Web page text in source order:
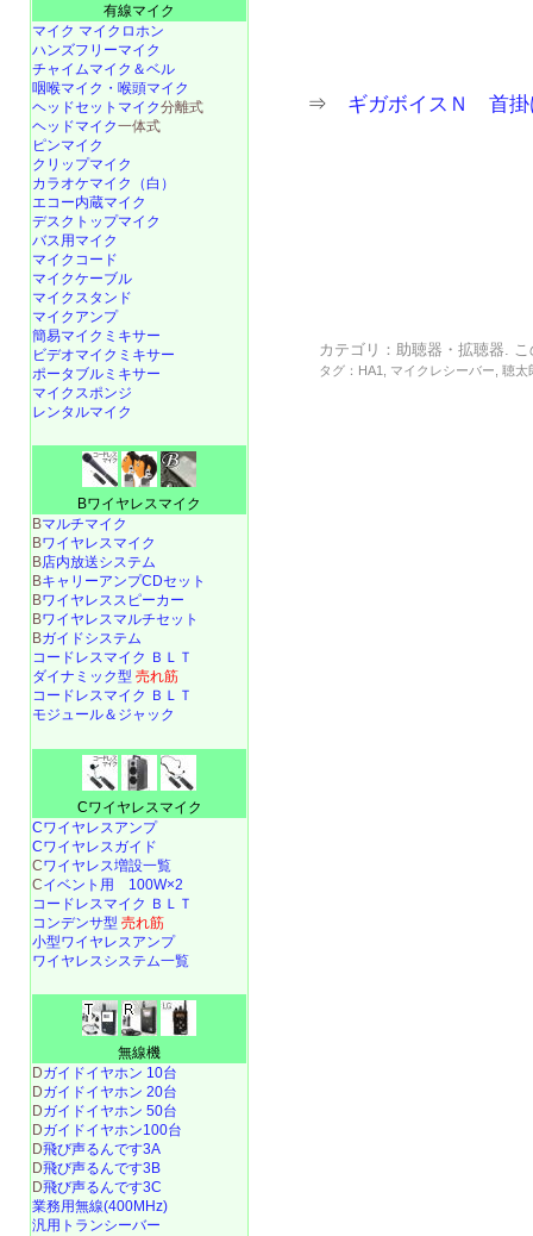
⇒ ギガボイスＮ 首
カテゴリ：助聴器・拡聴器. こ
タグ： HA1 マイクレシーバー ,聴太
有線マイク
マイク マイクロホン
ハンズフリーマイク
チャイムマイク＆ベル
咽喉マイク・喉頭マイク
ヘッドセットマイク分離式
ヘッドマイク一体式
ピンマイク
クリップマイク
カラオケマイク（白）
エコー内蔵マイク
デスクトップマイク
バス用マイク
マイクコード
マイクケーブル
マイクスタンド
マイクアンプ
簡易マイクミキサー
ビデオマイクミキサー
ポータブルミキサー
マイクスポンジ
レンタルマイク
Bワイヤレスマイク
Bマルチマイク
Bワイヤレスマイク
B店内放送システム
BキャリーアンプCDセット
Bワイヤレススピーカー
Bワイヤレスマルチセット
Bガイドシステム
コードレスマイク ＢＬＴ
ダイナミック型 売れ筋
コードレスマイク ＢＬＴ
モジュール＆ジャック
Cワイヤレスマイク
Cワイヤレスアンプ
Cワイヤレスガイド
Cワイヤレス増設一覧
Cイベント用 100W×2
コードレスマイク ＢＬＴ
コンデンサ型 売れ筋
小型ワイヤレスアンプ
ワイヤレスシステム一覧
無線機
Dガイドイヤホン 10台
Dガイドイヤホン 20台
Dガイドイヤホン 50台
Dガイドイヤホン100台
D飛び声るんです3A
D飛び声るんです3B
D飛び声るんです3C
業務用無線(400MHz)
汎用トランシーバー